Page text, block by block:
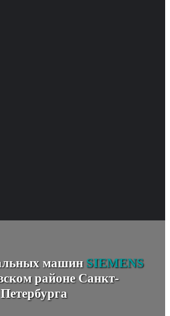
машин SIEMENS
районе Санкт-
Петербурга